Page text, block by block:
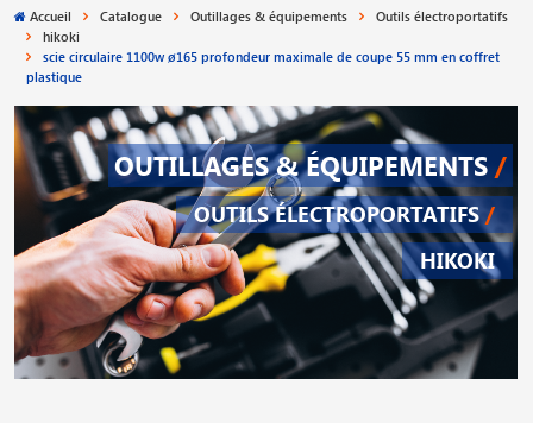
Accueil Catalogue Outillages & équipements
Outils électroportatifs
hikoki
scie circulaire 1100w ø165 profondeur maximale de coupe 55 mm en coffret
plastique
OUTILLAGES & ÉQUIPEMENTS /
OUTILS ÉLECTROPORTATIFS /
HIKOKI